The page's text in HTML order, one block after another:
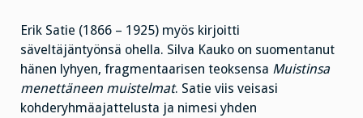
Erik Satie (1866 – 1925) myös kirjoitti
säveltäjäntyönsä ohella. Silva Kauko on suomentanut
hänen lyhyen, fragmentaarisen teoksensa Muistinsa
menettäneen muistelmat. Satie viis veisasi
kohderyhmäajattelusta ja nimesi yhden